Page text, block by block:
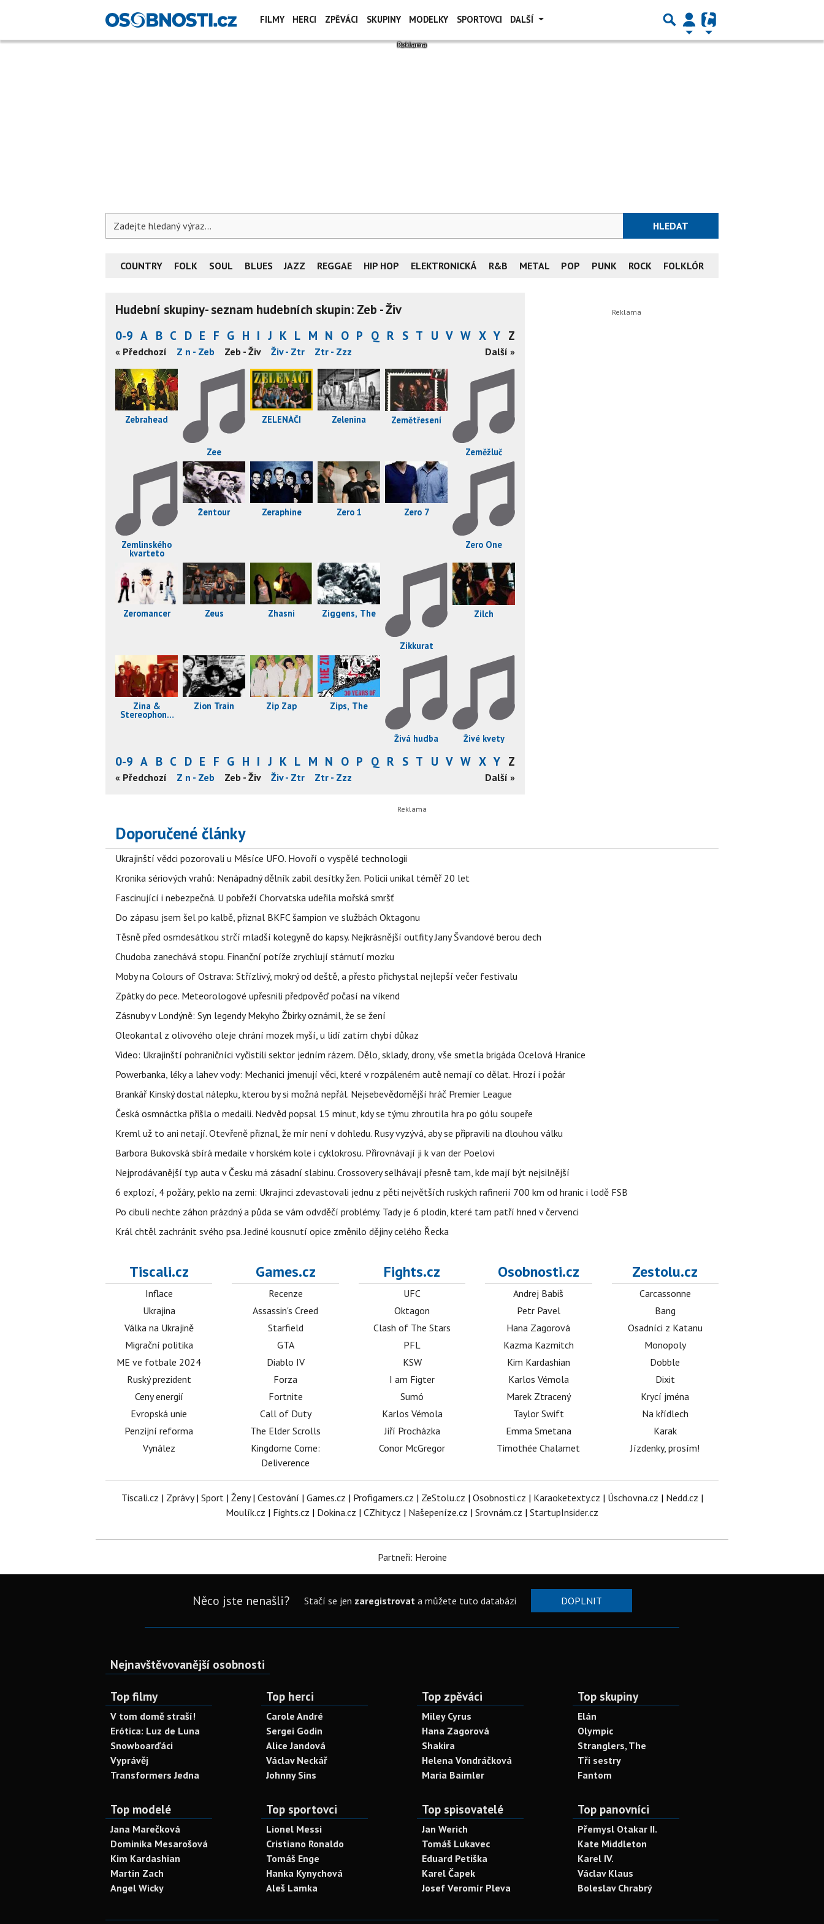
FILMY HERCI ZPĚVÁCI SKUPINY MODELKY SPORTOVCI DALŠÍ
HLEDAT
COUNTRY FOLK SOUL BLUES JAZZ REGGAE HIP HOP ELEKTRONICKÁ R&B METAL POP PUNK ROCK FOLKLÓR
Hudební skupiny- seznam hudebních skupin: Zeb - Živ
0-9 A B C D E F G H I J K L M N O P Q R S T U V W X Y Z
« Předchozí Z n - Zeb Zeb - Živ Živ - Ztr Ztr - Zzz Další »
Zebrahead
Zee
ZELENÁČI Zelenina Zemětřesení
Zeměžluč
Zemlinského
kvarteto
Žentour Zeraphine Zero 1 Zero 7
Zero One
Zeromancer Zeus Zhasni Ziggens, The
Zikkurat
Zilch
Zina &
Stereophonic
Punx
Zion Train Zip Zap Zips, The
Živá hudba Živé kvety
0-9 A B C D E F G H I J K L M N O P Q R S T U V W X Y Z
« Předchozí Z n - Zeb Zeb - Živ Živ - Ztr Ztr - Zzz Další »
Doporučené články
Ukrajinští vědci pozorovali u Měsíce UFO. Hovoří o vyspělé technologii
Kronika sériových vrahů: Nenápadný dělník zabil desítky žen. Policii unikal téměř 20 let
Fascinující i nebezpečná. U pobřeží Chorvatska udeřila mořská smršť
Do zápasu jsem šel po kalbě, přiznal BKFC šampion ve službách Oktagonu
Těsně před osmdesátkou strčí mladší kolegyně do kapsy. Nejkrásnější outfity Jany Švandové berou dech
Chudoba zanechává stopu. Finanční potíže zrychlují stárnutí mozku
Moby na Colours of Ostrava: Střízlivý, mokrý od deště, a přesto přichystal nejlepší večer festivalu
Zpátky do pece. Meteorologové upřesnili předpověď počasí na víkend
Zásnuby v Londýně: Syn legendy Mekyho Žbirky oznámil, že se žení
Oleokantal z olivového oleje chrání mozek myší, u lidí zatím chybí důkaz
Video: Ukrajinští pohraničníci vyčistili sektor jedním rázem. Dělo, sklady, drony, vše smetla brigáda Ocelová Hranice
Powerbanka, léky a lahev vody: Mechanici jmenují věci, které v rozpáleném autě nemají co dělat. Hrozí i požár
Brankář Kinský dostal nálepku, kterou by si možná nepřál. Nejsebevědomější hráč Premier League
Česká osmnáctka přišla o medaili. Nedvěd popsal 15 minut, kdy se týmu zhroutila hra po gólu soupeře
Kreml už to ani netají. Otevřeně přiznal, že mír není v dohledu. Rusy vyzývá, aby se připravili na dlouhou válku
Barbora Bukovská sbírá medaile v horském kole i cyklokrosu. Přirovnávají ji k van der Poelovi
Nejprodávanější typ auta v Česku má zásadní slabinu. Crossovery selhávají přesně tam, kde mají být nejsilnější
6 explozí, 4 požáry, peklo na zemi: Ukrajinci zdevastovali jednu z pěti největších ruských rafinerií 700 km od hranic i lodě FSB
Po cibuli nechte záhon prázdný a půda se vám odvděčí problémy. Tady je 6 plodin, které tam patří hned v červenci
Král chtěl zachránit svého psa. Jediné kousnutí opice změnilo dějiny celého Řecka
Tiscali.cz
Inflace
Ukrajina
Válka na Ukrajině
Migrační politika
ME ve fotbale 2024
Ruský prezident
Ceny energií
Evropská unie
Penzijní reforma
Vynález
Games.cz
Recenze
Assassin's Creed
Starfield
GTA
Diablo IV
Forza
Fortnite
Call of Duty
The Elder Scrolls
Kingdome Come:
Deliverence
Fights.cz
UFC
Oktagon
Clash of The Stars
PFL
KSW
I am Figter
Sumó
Karlos Vémola
Jiří Procházka
Conor McGregor
Osobnosti.cz
Andrej Babiš
Petr Pavel
Hana Zagorová
Kazma Kazmitch
Kim Kardashian
Karlos Vémola
Marek Ztracený
Taylor Swift
Emma Smetana
Timothée Chalamet
Zestolu.cz
Carcassonne
Bang
Osadníci z Katanu
Monopoly
Dobble
Dixit
Krycí jména
Na křídlech
Karak
Jízdenky, prosím!
Tiscali.cz | Zprávy| Sport| Ženy| Cestování | Games.cz | Profigamers.cz | ZeStolu.cz | Osobnosti.cz | Karaoketexty.cz | Úschovna.cz | Nedd.cz |
Moulík.cz | Fights.cz | Dokina.cz | CZhity.cz | Našepeníze.cz | Srovnám.cz | StartupInsider.cz
Partneři: Heroine
Něco jste nenašli? Stačí se jen zaregistrovata můžete tuto databázi DOPLNIT
Nejnavštěvovanější osobnosti
Top filmy
V tom domě straší!
Erótica: Luz de Luna
Snowboarďáci
Vyprávěj
Transformers Jedna
Top herci
Carole André
Sergei Godin
Alice Jandová
Václav Neckář
Johnny Sins
Top zpěváci
Miley Cyrus
Hana Zagorová
Shakira
Helena Vondráčková
Maria Baimler
Top skupiny
Elán
Olympic
Stranglers, The
Tři sestry
Fantom
Top modelé
Jana Marečková
Dominika Mesarošová
Kim Kardashian
Martin Zach
Angel Wicky
Top sportovci
Lionel Messi
Cristiano Ronaldo
Tomáš Enge
Hanka Kynychová
Aleš Lamka
Top spisovatelé
Jan Werich
Tomáš Lukavec
Eduard Petiška
Karel Čapek
Josef Veromír Pleva
Top panovníci
Přemysl Otakar II.
Kate Middleton
Karel IV.
Václav Klaus
Boleslav Chrabrý